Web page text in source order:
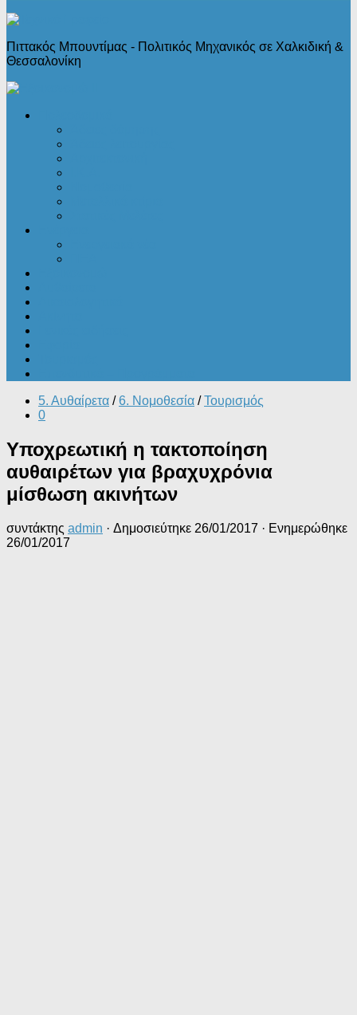
Πιττακός Μπουντίμας - Πολιτικός Μηχανικός σε Χαλκιδική &
Θεσσαλονίκη
5. Αυθαίρετα / 6. Νομοθεσία / Τουρισμός
0
Υποχρεωτική η τακτοποίηση
αυθαιρέτων για βραχυχρόνια
μίσθωση ακινήτων
συντάκτης admin · Δημοσιεύτηκε 26/01/2017 · Ενημερώθηκε
26/01/2017